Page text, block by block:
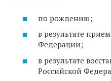
по рождению;
в результате
Федерации;
в результате
Российской